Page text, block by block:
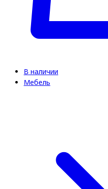
В наличии
Мебель